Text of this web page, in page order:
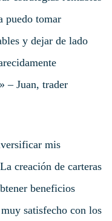
puedo tomar
y dejar de lado
– Juan, trader
mis
creación de carteras
beneficios
satisfecho con los